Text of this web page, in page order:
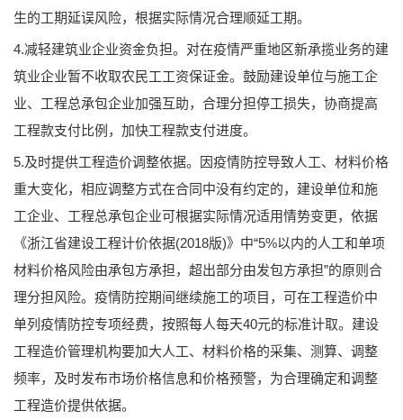
生的工期延误风险，根据实际情况合理顺延工期。
4.减轻建筑业企业资金负担。对在疫情严重地区新承揽业务的建
筑业企业暂不收取农民工工资保证金。鼓励建设单位与施工企
业、工程总承包企业加强互助，合理分担停工损失，协商提高
工程款支付比例，加快工程款支付进度。
5.及时提供工程造价调整依据。因疫情防控导致人工、材料价格
重大变化，相应调整方式在合同中没有约定的，建设单位和施
工企业、工程总承包企业可根据实际情况适用情势变更，依据
《浙江省建设工程计价依据(2018版)》中“5%以内的人工和单项
材料价格风险由承包方承担，超出部分由发包方承担”的原则合
理分担风险。疫情防控期间继续施工的项目，可在工程造价中
单列疫情防控专项经费，按照每人每天40元的标准计取。建设
工程造价管理机构要加大人工、材料价格的采集、测算、调整
频率，及时发布市场价格信息和价格预警，为合理确定和调整
工程造价提供依据。